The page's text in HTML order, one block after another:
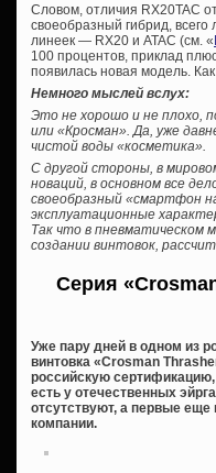
Словом, отличия RX20TAC
своеобразный гибрид,
линеек — RX20 и ATAC (см. «
100 процентов, приклад
появилась новая модель.
Немного мыслей вслух:
Это не хорошо и не плохо,
или «Кросман». Да, уже
чистой воды «косметика».
С другой стороны, в
новаций, в основном все
своеобразный «смартфон
эксплуатационные
Так что в пневматическом
создании винтовок,
Серия
Уже пару дней в одном из
винтовка «Crosman
российскую сертификацию,
есть у отечественных
отсутствуют, а первые
компании.